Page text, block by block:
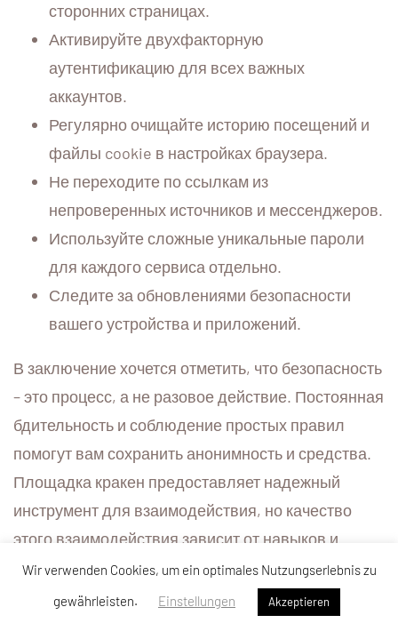
сторонних страницах.
Активируйте двухфакторную
аутентификацию для всех важных
аккаунтов.
Регулярно очищайте историю посещений и
файлы cookie в настройках браузера.
Не переходите по ссылкам из
непроверенных источников и мессенджеров.
Используйте сложные уникальные пароли
для каждого сервиса отдельно.
Следите за обновлениями безопасности
вашего устройства и приложений.
В заключение хочется отметить, что безопасность
– это процесс, а не разовое действие. Постоянная
бдительность и соблюдение простых правил
помогут вам сохранить анонимность и средства.
Площадка кракен предоставляет надежный
инструмент для взаимодействия, но качество
этого взаимодействия зависит от навыков и
осторожности самого пользователя. Развивайте
свою цифровую грамотность, следите за
Wir verwenden Cookies, um ein optimales Nutzungserlebnis zu
gewährleisten.
Einstellungen Akzeptieren